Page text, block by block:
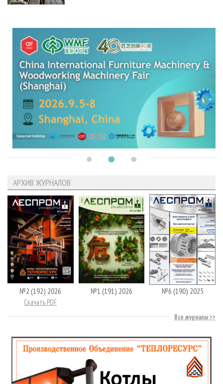
АРХИВ ЖУРНАЛОВ
№2 (192) 2026
Скачать PDF
№1 (191) 2026 №6 (190) 2025
Все журналы